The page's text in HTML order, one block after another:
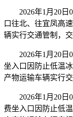
2026年1月20日0
口往北、往宜凤高
辆实行交通管制，
2026年1月20日0
坐入口因防止低温
产物运输车辆实行
2026年1月20日0
费坐入口因防止低